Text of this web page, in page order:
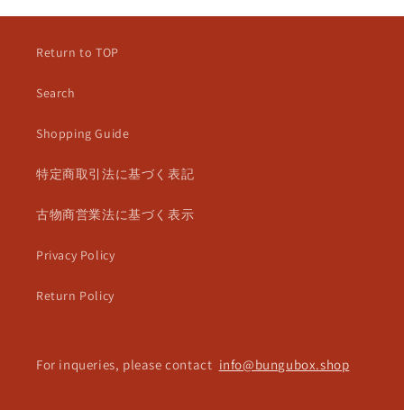
Return to TOP
Search
Shopping Guide
特定商取引法に基づく表記
古物商営業法に基づく表示
Privacy Policy
Return Policy
For inqueries, please contact info@bungubox.shop